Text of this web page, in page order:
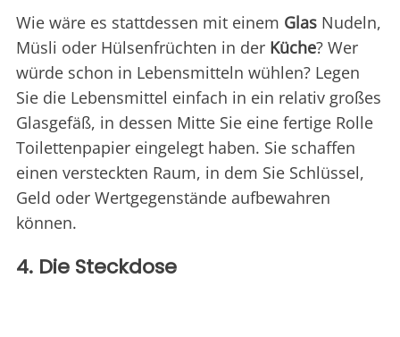
Wie wäre es stattdessen mit einem Glas Nudeln,
Müsli oder Hülsenfrüchten in der Küche? Wer
würde schon in Lebensmitteln wühlen? Legen
Sie die Lebensmittel einfach in ein relativ großes
Glasgefäß, in dessen Mitte Sie eine fertige Rolle
Toilettenpapier eingelegt haben. Sie schaffen
einen versteckten Raum, in dem Sie Schlüssel,
Geld oder Wertgegenstände aufbewahren
können.
4. Die Steckdose